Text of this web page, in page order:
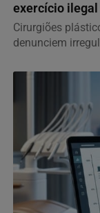
exercício
Cirurgiões
denunciem